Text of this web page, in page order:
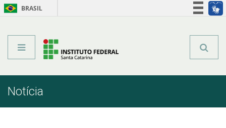
BRASIL
NotíciaInício